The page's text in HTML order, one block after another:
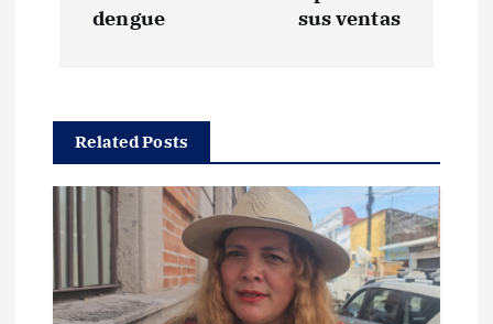
a
c
ó
dengue
sus ventas
Related Posts